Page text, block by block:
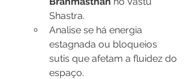
Shastra.
Analise se há energia
estagnada ou bloqueios
sutis que afetam a fluidez do
espaço.